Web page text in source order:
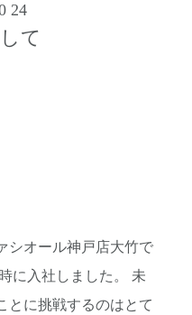
24
て
シオール神戸店大竹で
に入社しました。 未
とに挑戦するのはとて